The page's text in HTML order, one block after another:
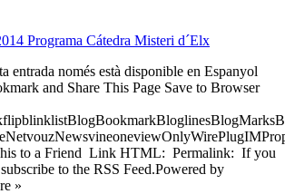
Programa Cátedra Misteri d´Elx
entrada només està disponible en Espanyol
and Share This Page Save to Browser
to a Friend Link HTML: Permalink: If you
to the RSS Feed.Powered by
»